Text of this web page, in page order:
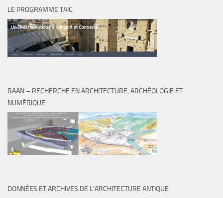
LE PROGRAMME TAIC
RAAN – RECHERCHE EN ARCHITECTURE, ARCHÉOLOGIE ET
NUMÉRIQUE
DONNÉES ET ARCHIVES DE L’ARCHITECTURE ANTIQUE